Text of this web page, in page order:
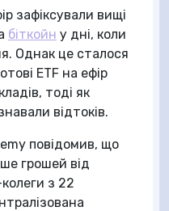
зафіксували вищі
біткойн у дні, коли
Однак це сталося
ETF на ефір
тоді як
відтоків.
повідомив, що
грошей від
з 22